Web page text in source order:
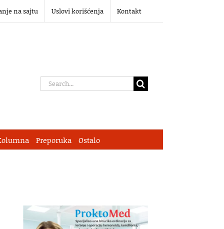
na sajtu Uslovi korišćenja Kontakt
Search
Preporuka Ostalo